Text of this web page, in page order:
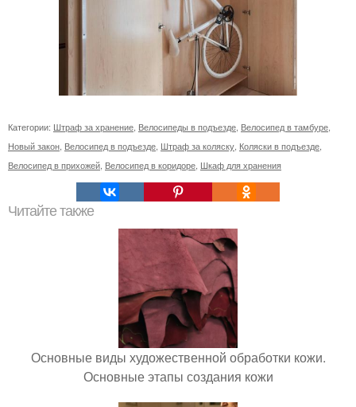
Категории: Штраф за хранение Велосипеды в подъезде Велосипед в тамбуре
Новый закон Велосипед в подъезде Штраф за коляску Коляски в подъезде
Велосипед в прихожей Велосипед в коридоре Шкаф для хранения
Читайте также
Основные виды художественной обработки кожи.
Основные этапы создания кожи